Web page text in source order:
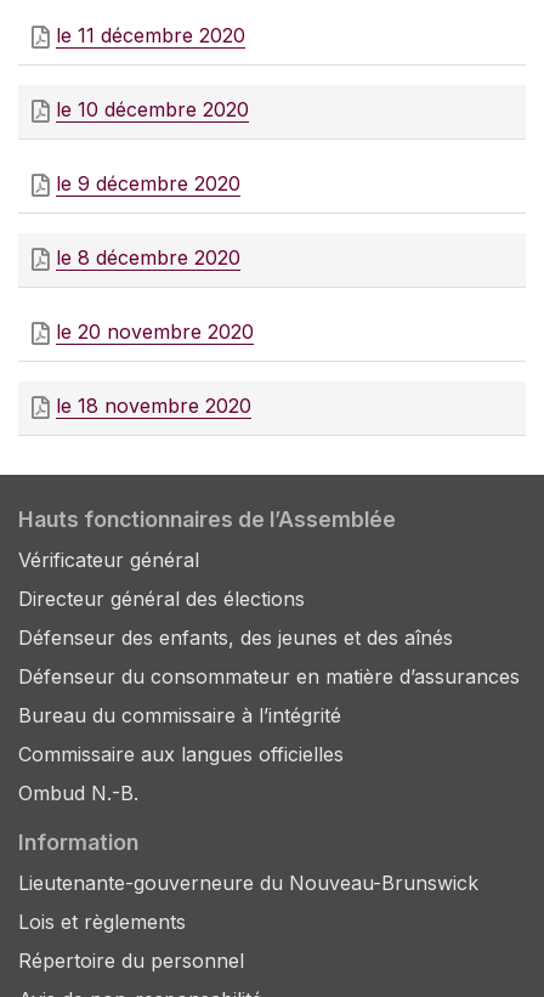
le 11 décembre 2020
le 10 décembre 2020
le 9 décembre 2020
le 8 décembre 2020
le 20 novembre 2020
le 18 novembre 2020
Hauts fonctionnaires de l’Assemblée
Vérificateur général
Directeur général des élections
Défenseur des enfants, des jeunes et des aînés
Défenseur du consommateur en matière d’assurances
Bureau du commissaire à l’intégrité
Commissaire aux langues officielles
Ombud N.-B.
Information
Lieutenante-gouverneure du Nouveau-Brunswick
Lois et règlements
Répertoire du personnel